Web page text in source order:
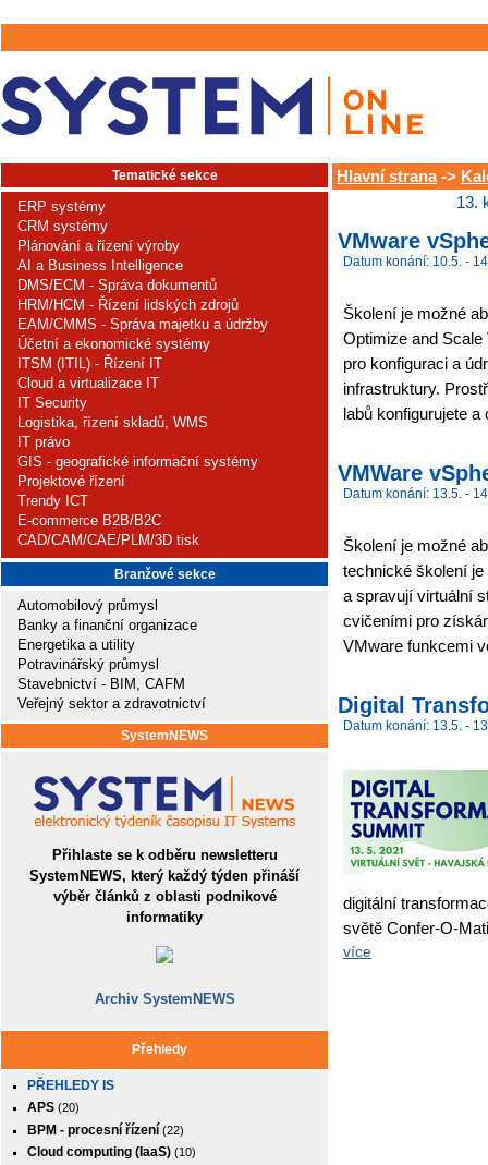
Tematické sekce
ERP systémy
CRM systémy
Plánování a řízení výroby
AI a Business Intelligence
DMS/ECM - Správa dokumentů
HRM/HCM - Řízení lidských zdrojů
EAM/CMMS - Správa majetku a údržby
Účetní a ekonomické systémy
ITSM (ITIL) - Řízení IT
Cloud a virtualizace IT
IT Security
Logistika, řízení skladů, WMS
IT právo
GIS - geografické informační systémy
Projektové řízení
Trendy ICT
E-commerce B2B/B2C
CAD/CAM/CAE/PLM/3D tisk
Branžové sekce
Automobilový průmysl
Banky a finanční organizace
Energetika a utility
Potravinářský průmysl
Stavebnictví - BIM, CAFM
Veřejný sektor a zdravotnictví
SystemNEWS
Přihlaste se k odběru newsletteru
SystemNEWS, který každý týden přináší
výběr článků z oblasti podnikové
informatiky
Archiv SystemNEWS
Přehledy
PŘEHLEDY IS
APS (20)
BPM - procesní řízení (22)
Cloud computing (IaaS) (10)
Hlavní strana->
13.
VMware
Datum konání: 10.5. -
Školení je možné
Optimize and
pro konfiguraci a
infrastruktury.
labů konfigurujete
VMWare
Datum konání: 13.5. -
Školení je možné
technické školení
a spravují virtuální
cvičeními pro
VMware funkcemi
Digital
Datum konání: 13.5. -
digitální
světě Confer-O-
více